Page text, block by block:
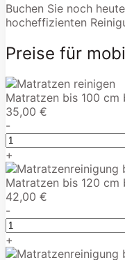
Buchen Sie noch
hocheffizienten
Preise für
Matratzen bis 100 cm
35,00 €
-
+
Matratzen bis 120 cm
42,00 €
-
+